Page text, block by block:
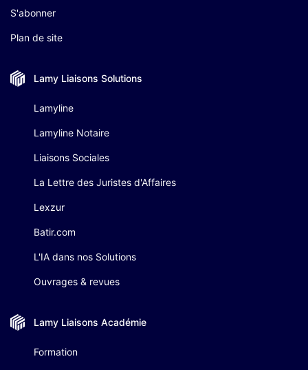
S'abonner
Plan de site
Lamy Liaisons Solutions
Lamyline
Lamyline Notaire
Liaisons Sociales
La Lettre des Juristes d'Affaires
Lexzur
Batir.com
L'IA dans nos Solutions
Ouvrages & revues
Lamy Liaisons Académie
Formation